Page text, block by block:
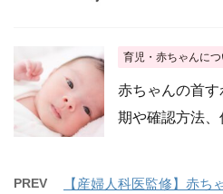
育児・赤ちゃんにつ
赤ちゃんの首
期や確認方法
PREV
【産婦人科医監修】赤ち